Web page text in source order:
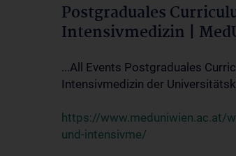
Postgraduales
Intensivmedizin |
...All Events Postgraduales
Intensivmedizin der
https://www.meduniwien.ac.at/
und-intensivme/